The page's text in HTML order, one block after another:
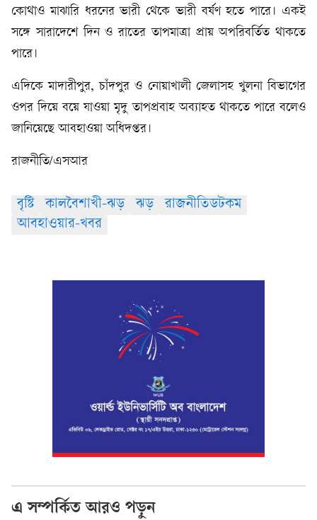
কোথাও মাঝারি ধরনের ভারী থেকে ভারী বর্ষণ হতে পারে। একই
সঙ্গে সারাদেশে দিন ও রাতের তাপমাত্রা প্রায় অপরিবর্তিত থাকতে
পারে।
এদিকে মাদারীপুর, চাঁদপুর ও নোয়াখালী জেলাসহ খুলনা বিভাগের
ওপর দিয়ে বয়ে যাওয়া মৃদু তাপপ্রবাহ অব্যাহত থাকতে পারে বলেও
জানিয়েছে আবহাওয়া অধিদপ্তর।
রাজনীতি/এসআর
বৃষ্টি কালবৈশাখী-ঝড় ঝড়
রাজনীতিডটকম
আবহাওয়ার-খবর
এ সম্পর্কিত আরও পড়ুন